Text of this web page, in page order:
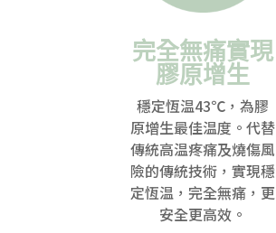
完全無痛實現
膠原增生
穩定恆温43℃，為膠
原增生最佳温度。代替
傳統高温疼痛及燒傷風
險的傳統技術，實現穩
定恆温，完全無痛，更
安全更高效。